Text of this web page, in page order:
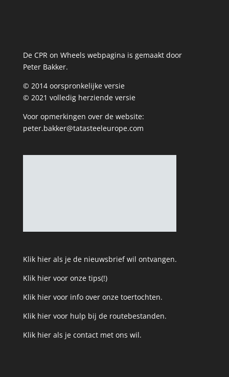
De CPR on Wheels webpagina is gemaakt door
Peter Bakker.
© 2014 oorspronkelijke versie
© 2021 volledig herziende versie
Voor opmerkingen over de website:
peter.bakker@tatasteeleurope.com
Klik hier als je de nieuwsbrief wil ontvangen.
Klik hier voor onze tips(!)
Klik hier voor info over onze toertochten.
Klik hier voor hulp bij de routebestanden.
Klik hier als je contact met ons wil.